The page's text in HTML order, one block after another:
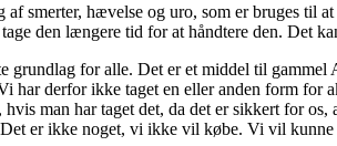
smerter, hævelse og uro, som er bruges til
den længere tid for at håndtere den. Det
grundlag for alle. Det er et middel til
derfor ikke taget en eller anden form
man har taget det, da det er sikkert for
er ikke noget, vi ikke vil købe. Vi vil